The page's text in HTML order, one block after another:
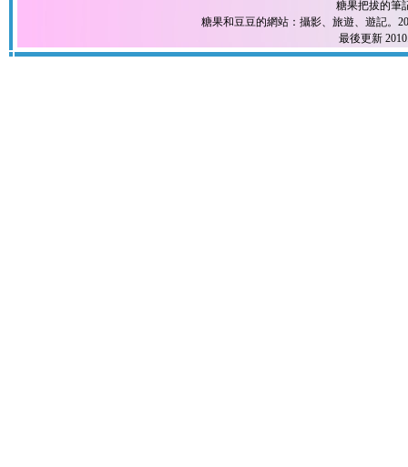
糖果把拔的筆
糖果和豆豆的網站：攝影、旅遊、遊記。
最後更新